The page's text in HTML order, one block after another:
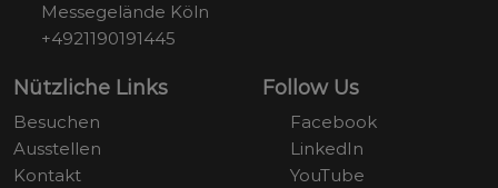
Messegelände Köln
+4921190191445
Nützliche Links
Besuchen
Ausstellen
Kontakt
Follow Us
Facebook
LinkedIn
YouTube